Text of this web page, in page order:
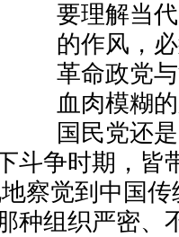
要理解当
的作风，
革命政党
血肉模糊
国民党还
斗争时期，皆
察觉到中国
种组织严密、